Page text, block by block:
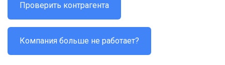
Проверить контрагента
Компания больше не работает?